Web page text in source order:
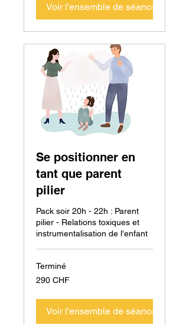
Voir l'ensemble de séances
Se positionner en
tant que parent
pilier
Pack soir 20h - 22h : Parent
pilier - Relations toxiques et
instrumentalisation de l'enfant
Terminé
290
francs
290 CHF
Voir l'ensemble de séances